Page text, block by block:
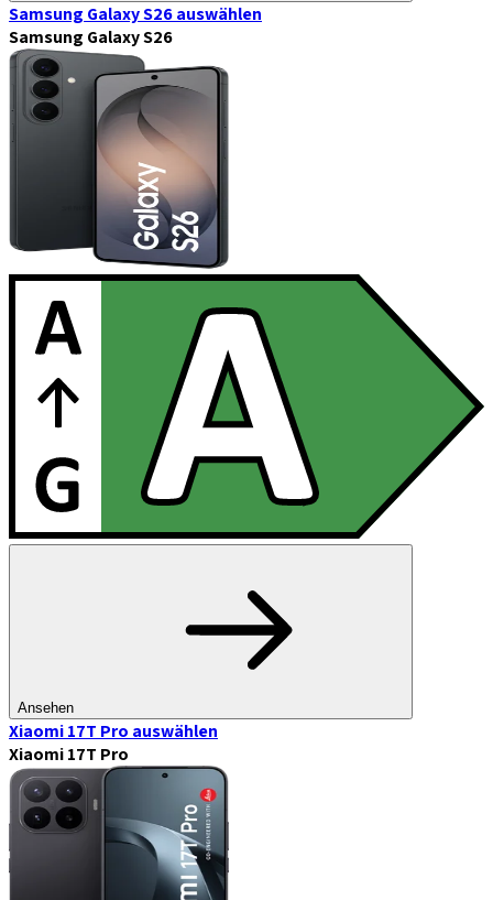
Samsung Galaxy S26auswählen
Samsung Galaxy S26
Ansehen
Xiaomi 17T Pro auswählen
Xiaomi 17T Pro